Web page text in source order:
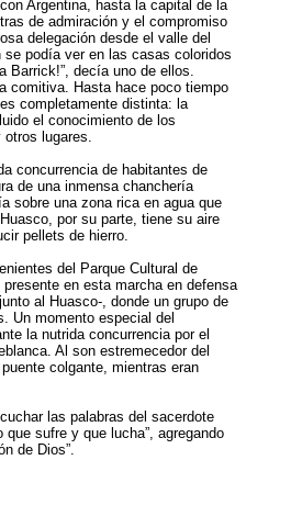
Argentina, hasta la capital de la
de admiración y el compromiso
delegación desde el valle del
podía ver en las casas coloridos
Barrick!”, decía uno de ellos.
comitiva. Hasta hace poco tiempo
completamente distinta: la
el conocimiento de los
lugares.
concurrencia de habitantes de
de una inmensa chanchería
sobre una zona rica en agua que
por su parte, tiene su aire
pellets de hierro.
del Parque Cultural de
en esta marcha en defensa
al Huasco-, donde un grupo de
Un momento especial del
la nutrida concurrencia por el
Al son estremecedor del
colgante, mientras eran
las palabras del sacerdote
sufre y que lucha”, agregando
de Dios”.